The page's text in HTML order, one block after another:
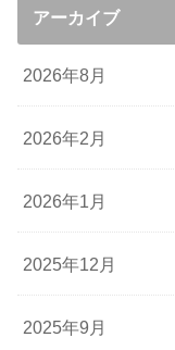
アーカイブ
2026年8月
2026年2月
2026年1月
2025年12月
2025年9月